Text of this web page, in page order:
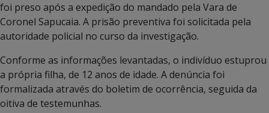
foi preso após a expedição do mandado pela Vara de
Coronel Sapucaia. A prisão preventiva foi solicitada pela
autoridade policial no curso da investigação.
Conforme as informações levantadas, o indivíduo estuprou
a própria filha, de 12 anos de idade. A denúncia foi
formalizada através do boletim de ocorrência, seguida da
oitiva de testemunhas.